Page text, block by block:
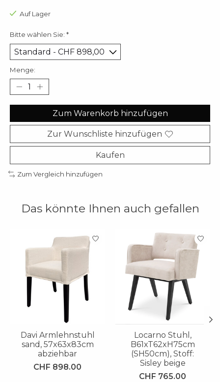
Auf Lager
Bitte wählen Sie: *
Menge:
Zum Warenkorb hinzufügen
Zur Wunschliste hinzufügen
Kaufen
Zum Vergleich hinzufügen
Das könnte Ihnen auch gefallen
Produkt-Karussell-Artikel
Davi Armlehnstuhl
sand, 57x63x83cm
abziehbar
CHF 898.00
Locarno Stuhl,
B61xT62xH75cm
(SH50cm), Stoff:
Sisley beige
CHF 765.00